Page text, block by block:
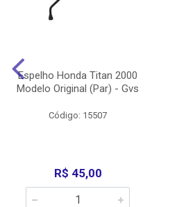
Espelho Honda Titan 2000
Modelo Original (Par) - Gvs
Código: 15507
R$ 45,00